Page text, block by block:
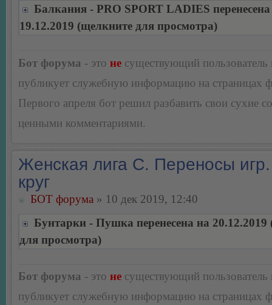
Балкания - PRO SPORT LADIES
19.12.2019 (щелкните для просмотра)
Бот форума - это не существующий пользователь
публикует служебную информацию на страницах
Первого апреля бот решил разбавить свои сухие
ценными комментариями.
Женская лига С. Переносы
круг
БОТ форума » 10 дек 2019, 12:40
Бунтарки - Пушка перенесена на 20.12.2019
для просмотра)
Бот форума - это не существующий пользователь
публикует служебную информацию на страницах